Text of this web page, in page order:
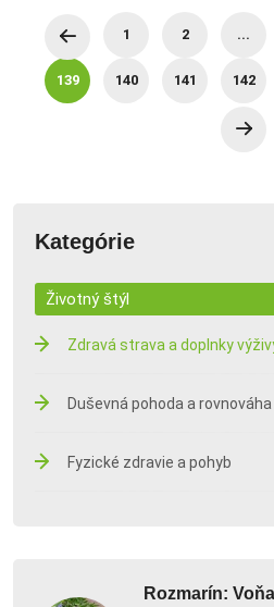
1 2 ...
139 140 141 142
Kategórie
Životný štýl
Zdravá strava a doplnky
Duševná pohoda a rovnováha
Fyzické zdravie a pohyb
Rozmarín: